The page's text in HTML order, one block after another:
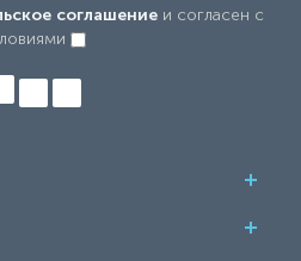
соглашениеи согласен с